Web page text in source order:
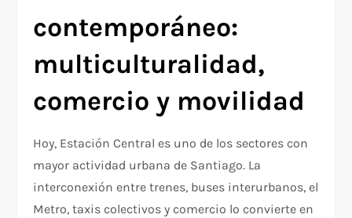
contemporáneo:
multiculturalidad,
comercio y movilidad
Hoy, Estación Central es uno de los sectores con
mayor actividad urbana de Santiago. La
interconexión entre trenes, buses interurbanos, el
Metro, taxis colectivos y comercio lo convierte en